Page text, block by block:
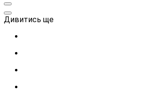
Дивитись ще